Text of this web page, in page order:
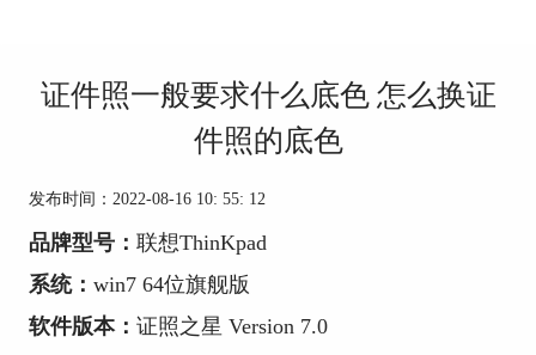
证件照一般要求什么底色 怎么换证
件照的底色
发布时间：2022-08-16 10: 55: 12
品牌型号： 联想ThinKpad
系统： win7 64位旗舰版
软件版本： 证照之星 Version 7.0